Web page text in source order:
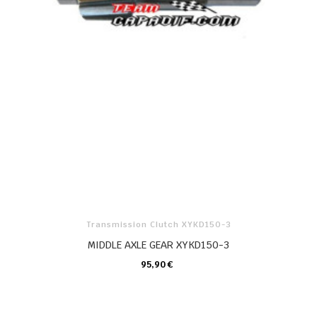
Transmission Clutch XYKD150-3
MIDDLE AXLE GEAR XYKD150-3
95,90 €
KARTE